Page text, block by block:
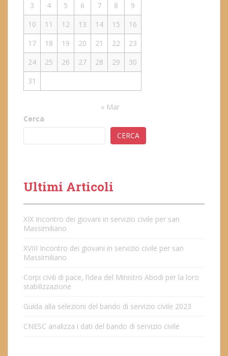
3 4 5 6 7 8
9
10
11 12 13 14 15
16
17
18 19 20 21 22
23
24
25 26 27 28 29
30
31
« Mar
Cerca
CERCA
Ultimi Articoli
XIX Incontro dei giovani in servizio civile per san
Massimiliano
XVIII Incontro dei giovani in servizio civile per san
Massimiliano
Corpi civili di pace, l’idea del Ministro Abodi per la loro
stabilizzazione
Guida alla selezioni del bando di servizio civile 2023
CNESC analizza i dati del bando di servizio civile